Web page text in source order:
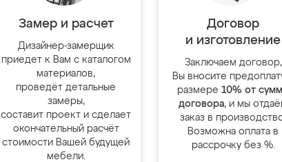
Замер и расчет
Дизайнер-замерщик
приедет к Вам с каталогом
материалов,
проведёт детальные
замеры,
составит проект и сделает
окончательный расчёт
стоимости Вашей будущей
мебели.
Договор
и изготовление
Заключаем договор,
Вы вносите
размере 10% от
договора, и мы
заказ в
Возможна оплата в
рассрочку без %.